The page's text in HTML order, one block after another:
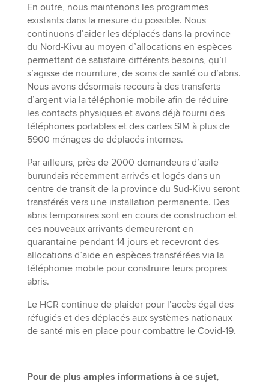
En outre, nous maintenons les programmes
existants dans la mesure du possible. Nous
continuons d’aider les déplacés dans la province
du Nord-Kivu au moyen d’allocations en espèces
permettant de satisfaire différents besoins, qu’il
s’agisse de nourriture, de soins de santé ou d’abris.
Nous avons désormais recours à des transferts
d’argent via la téléphonie mobile afin de réduire
les contacts physiques et avons déjà fourni des
téléphones portables et des cartes SIM à plus de
5900 ménages de déplacés internes.
Par ailleurs, près de 2000 demandeurs d’asile
burundais récemment arrivés et logés dans un
centre de transit de la province du Sud-Kivu seront
transférés vers une installation permanente. Des
abris temporaires sont en cours de construction et
ces nouveaux arrivants demeureront en
quarantaine pendant 14 jours et recevront des
allocations d’aide en espèces transférées via la
téléphonie mobile pour construire leurs propres
abris.
Le HCR continue de plaider pour l’accès égal des
réfugiés et des déplacés aux systèmes nationaux
de santé mis en place pour combattre le Covid-19.
Pour de plus amples informations à ce sujet,